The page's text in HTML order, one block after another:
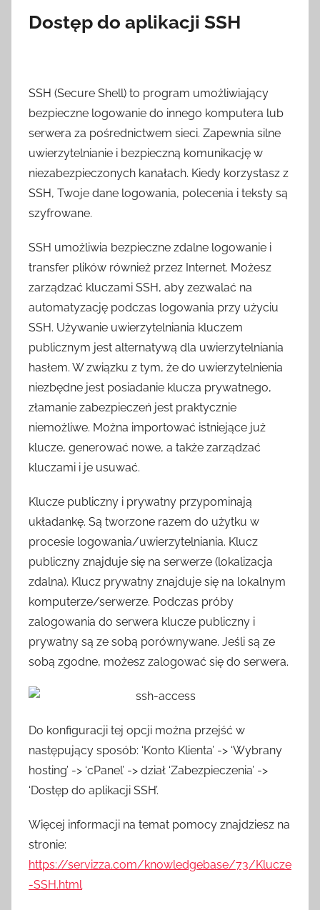
Dostęp do aplikacji SSH
SSH (Secure Shell) to program umożliwiający
bezpieczne logowanie do innego komputera lub
serwera za pośrednictwem sieci. Zapewnia silne
uwierzytelnianie i bezpieczną komunikację w
niezabezpieczonych kanałach. Kiedy korzystasz z
SSH, Twoje dane logowania, polecenia i teksty są
szyfrowane.
SSH umożliwia bezpieczne zdalne logowanie i
transfer plików również przez Internet. Możesz
zarządzać kluczami SSH, aby zezwalać na
automatyzację podczas logowania przy użyciu
SSH. Używanie uwierzytelniania kluczem
publicznym jest alternatywą dla uwierzytelniania
hasłem. W związku z tym, że do uwierzytelnienia
niezbędne jest posiadanie klucza prywatnego,
złamanie zabezpieczeń jest praktycznie
niemożliwe. Można importować istniejące już
klucze, generować nowe, a także zarządzać
kluczami i je usuwać.
Klucze publiczny i prywatny przypominają
układankę. Są tworzone razem do użytku w
procesie logowania/uwierzytelniania. Klucz
publiczny znajduje się na serwerze (lokalizacja
zdalna). Klucz prywatny znajduje się na lokalnym
komputerze/serwerze. Podczas próby
zalogowania do serwera klucze publiczny i
prywatny są ze sobą porównywane. Jeśli są ze
sobą zgodne, możesz zalogować się do serwera.
Do konfiguracji tej opcji można przejść w
następujący sposób: ‘Konto Klienta’ -> ‘Wybrany
hosting’ -> ‘cPanel’ -> dział ‘Zabezpieczenia’ ->
‘Dostęp do aplikacji SSH’.
Więcej informacji na temat pomocy znajdziesz na
stronie:
https://servizza.com/knowledgebase/73/Klucze
-SSH.html